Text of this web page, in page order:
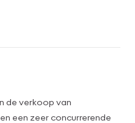
de verkoop van
een zeer concurrerende